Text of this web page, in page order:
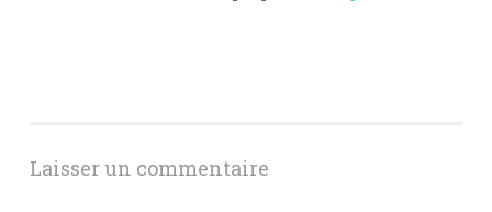
Laisser un commentaire